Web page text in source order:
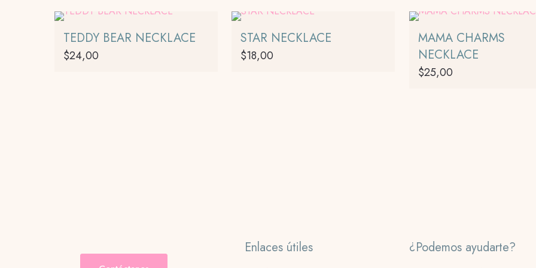
TEDDY BEAR NECKLACE
$24,00
STAR NECKLACE
$18,00
MAMA CHARMS
NECKLACE
$25,00
Enlaces útiles
¿Podemos ayudarte?